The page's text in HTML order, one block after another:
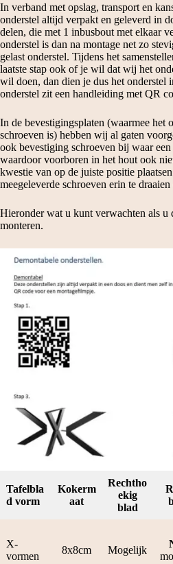
In verband met opslag, transport en
onderstel altijd verpakt en geleverd in
delen, die met 1 inbusbout met elkaar
onderstel is dan na montage net zo
gelast onderstel. Tijdens het
laatste stap ook of je wil dat wij het
wil doen, dan dien je dus het onderstel
onderstel zit een handleiding met QR
In de bevestigingsplaten (waarmee het
schroeven is) hebben wij al gaten
ook bevestiging schroeven bij waar
waardoor voorboren in het hout ook
kwestie van op de juiste positie
meegeleverde schroeven erin te
Hieronder wat u kunt verwachten als u
monteren.
Tafelbla
d vorm
Kokerm
aat
Rechtho
ekig
blad
X-
vormen
8x8cm Mogelijk